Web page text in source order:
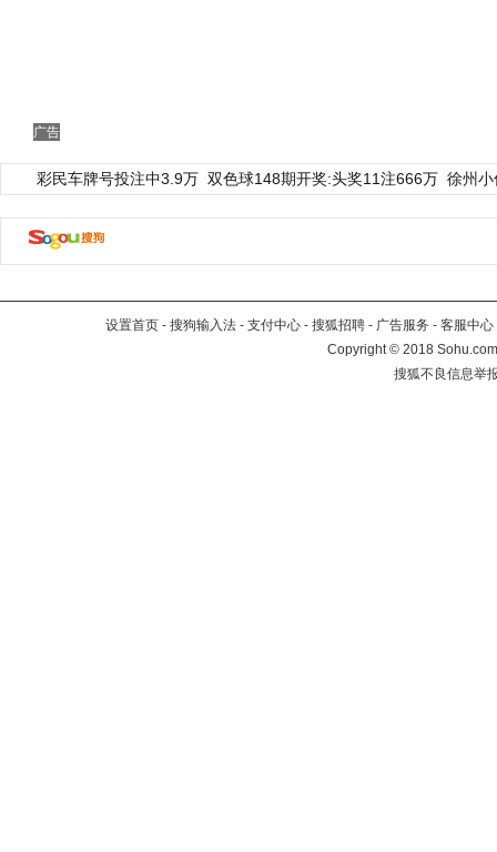
广告
彩民车牌号投注中3.9万 双色球148期开奖:头奖11注666万 徐州
设置首页 - 搜狗输入法 - 支付中心 - 搜狐招聘 - 广告服务 - 客服中心
Copyright©2018
搜狐不良信息举